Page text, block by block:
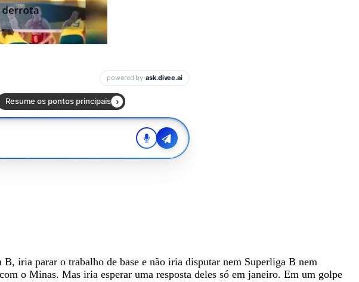
iria parar o trabalho de base e não iria disputar nem Superliga B nem
o Minas. Mas iria esperar uma resposta deles só em janeiro. Em um golpe